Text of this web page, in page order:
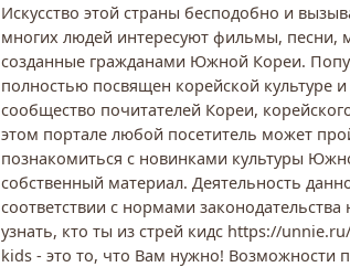
Искусство этой страны бесподобно и
многих людей интересуют фильмы, песни,
созданные гражданами Южной Кореи.
полностью посвящен корейской культуре и
сообщество почитателей Кореи,
этом портале любой посетитель может
познакомиться с новинками культуры
собственный материал. Деятельность
соответствии с нормами
узнать, кто ты из стрей кидс https://
kids - это то, что Вам нужно! Возможности